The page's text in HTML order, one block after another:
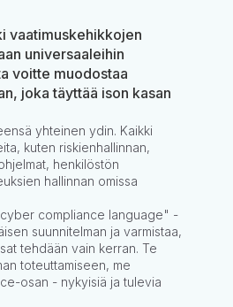
vaatimuskehikkojen
universaaleihin
voitte muodostaa
joka täyttää ison kasan
yhteinen ydin. Kaikki
kuten riskienhallinnan,
henkilöstön
hallinnan omissa
compliance language" -
suunnitelman ja varmistaa,
tehdään vain kerran. Te
toteuttamiseen, me
osan - nykyisiä ja tulevia